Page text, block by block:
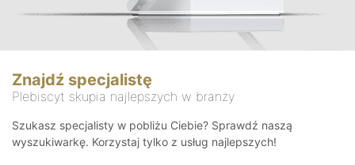
Znajdź specjalistę
Plebiscyt skupia najlepszych w branży
Szukasz specjalisty w pobliżu Ciebie? Sprawdź naszą
wyszukiwarkę. Korzystaj tylko z usług najlepszych!